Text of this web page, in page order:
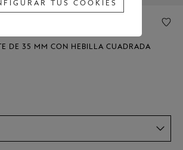
DE 35 MM CON HEBILLA CUADRADA
de cookies.
mencionadas
TUS COOKIES